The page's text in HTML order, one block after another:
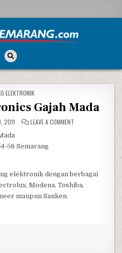
IN
ELEKTRONIK
Gajah Mada
2011 LEAVE A COMMENT
56 Semarang
elektronik dengan berbagai
Modena, Toshiba,
maupun Sanken.